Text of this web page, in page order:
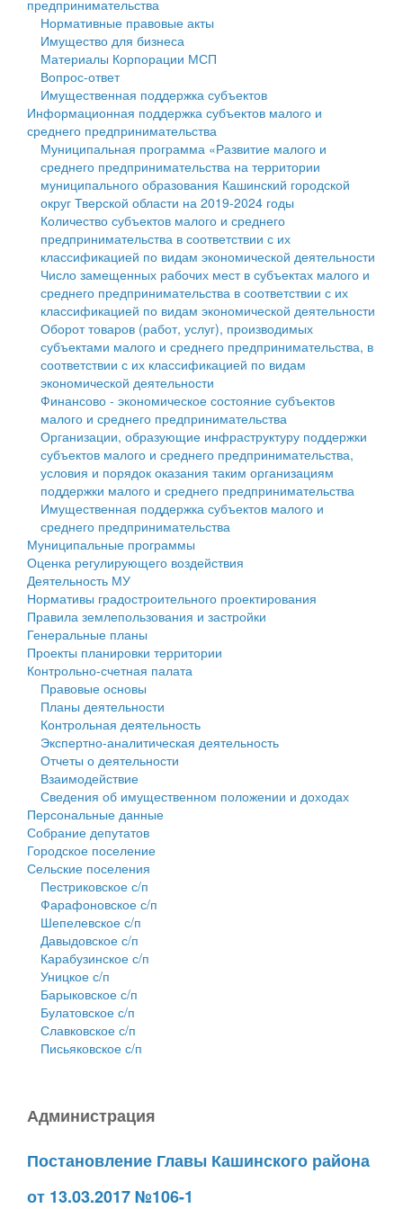
Государственные услуги
Промышленность и АПК
Экономика и бизнес
...
Символика
Устав
Гостям округа
Туризм
Культура
Образование
Здравоохранение
Социальная защита
Фотоальбом
муниципального округа Тверской области
Администрация Кашинского муниципального округа
Тверской области
Управление сельскими территориями
Открытые данные
Работа с обращениями граждан
Муниципальный контроль
Муниципальные услуги
Проекты административных регламентов
Антимонопольный комплаенс
Противодействие коррупции
Финансовое управление
Бюджет для граждан
Имущество
Выявление правообладателей ранее учтенных
объектов недвижимости
Имущественная поддержка субъектов малого и
среднего предпринимательства
Информационная поддержка субъектов малого и
среднего предпринимательства
Муниципальные программы
Контрольно-счетная палата
Персональные данные
Оценка регулирующего воздействия
Деятельность МУ
Нормативы градостроительного проектирования
Правила землепользования и застройки
Генеральные планы
Проекты планировки территории
Собрание депутатов
Городское поселение
Сельские поселения
предпринимательства
Нормативные правовые акты
Имущество для бизнеса
Материалы Корпорации МСП
Вопрос-ответ
Имущественная поддержка субъектов
Информационная поддержка субъектов малого и
среднего предпринимательства
Муниципальная программа «Развитие малого и
среднего предпринимательства на территории
муниципального образования Кашинский городской
округ Тверской области на 2019-2024 годы
Количество субъектов малого и среднего
предпринимательства в соответствии с их
классификацией по видам экономической деятельности
Число замещенных рабочих мест в субъектах малого и
среднего предпринимательства в соответствии с их
классификацией по видам экономической деятельности
Оборот товаров (работ, услуг), производимых
субъектами малого и среднего предпринимательства, в
соответствии с их классификацией по видам
экономической деятельности
Финансово - экономическое состояние субъектов
малого и среднего предпринимательства
Организации, образующие инфраструктуру поддержки
субъектов малого и среднего предпринимательства,
условия и порядок оказания таким организациям
поддержки малого и среднего предпринимательства
Имущественная поддержка субъектов малого и
среднего предпринимательства
Муниципальные программы
Оценка регулирующего воздействия
Деятельность МУ
Нормативы градостроительного проектирования
Правила землепользования и застройки
Генеральные планы
Проекты планировки территории
Контрольно-счетная палата
Правовые основы
Планы деятельности
Контрольная деятельность
Экспертно-аналитическая деятельность
Отчеты о деятельности
Взаимодействие
Сведения об имущественном положении и доходах
Персональные данные
Собрание депутатов
Городское поселение
Сельские поселения
Пестриковское с/п
Фарафоновское с/п
Шепелевское с/п
Давыдовское с/п
Карабузинское с/п
Уницкое с/п
Барыковское с/п
Булатовское с/п
Славковское с/п
Письяковское с/п
Администрация
Постановление Главы Кашинского района
от 13.03.2017 №106-1